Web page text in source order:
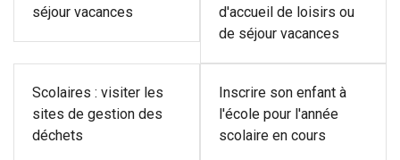
séjour vacances
d'accueil de loisirs ou
de séjour vacances
Scolaires : visiter les
sites de gestion des
déchets
Inscrire son enfant à
l'école pour l'année
scolaire en cours